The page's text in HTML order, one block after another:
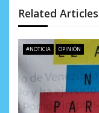
d
e
e
n
t
Related Articles
#NOTICIA OPINIÓN